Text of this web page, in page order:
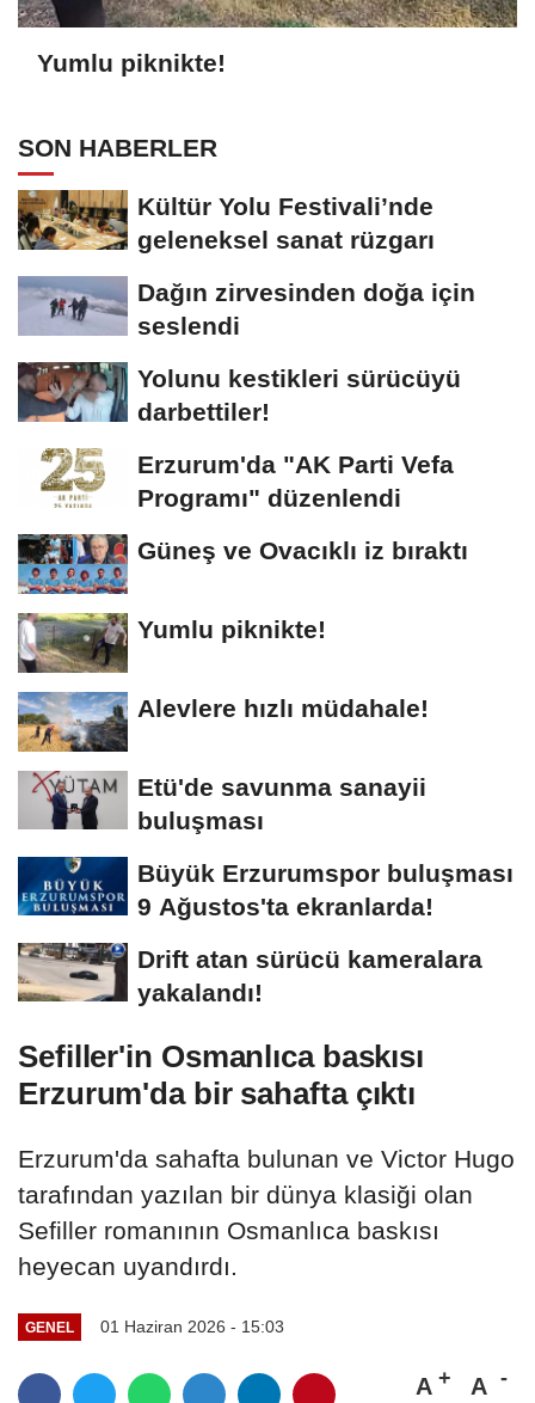
Yumlu piknikte!
SON HABERLER
Kültür Yolu Festivali’nde
geleneksel sanat rüzgarı
Dağın zirvesinden doğa için
seslendi
Yolunu kestikleri sürücüyü
darbettiler!
Erzurum'da "AK Parti Vefa
Programı" düzenlendi
Güneş ve Ovacıklı iz bıraktı
Yumlu piknikte!
Alevlere hızlı müdahale!
Etü'de savunma sanayii
buluşması
Büyük Erzurumspor buluşması
9 Ağustos'ta ekranlarda!
Drift atan sürücü kameralara
yakalandı!
Sefiller'in Osmanlıca baskısı
Erzurum'da bir sahafta çıktı
Erzurum'da sahafta bulunan ve Victor Hugo
tarafından yazılan bir dünya klasiği olan
Sefiller romanının Osmanlıca baskısı
heyecan uyandırdı.
GENEL 01 Haziran 2026 - 15:03
A A